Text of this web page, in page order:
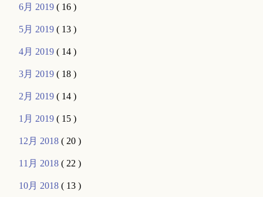
6月 2019( 16 )
5月 2019( 13 )
4月 2019( 14 )
3月 2019( 18 )
2月 2019( 14 )
1月 2019( 15 )
12月 2018( 20 )
11月 2018( 22 )
10月 2018( 13 )